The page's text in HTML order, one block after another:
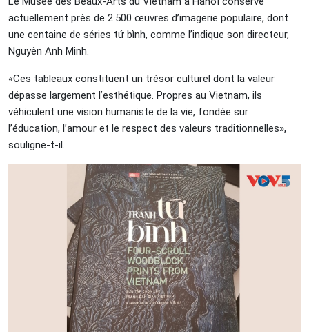
actuellement près de 2.500 œuvres d’imagerie populaire, dont
une centaine de séries tứ bình, comme l’indique son directeur,
Nguyên Anh Minh.
«Ces tableaux constituent un trésor culturel dont la valeur
dépasse largement l’esthétique. Propres au Vietnam, ils
véhiculent une vision humaniste de la vie, fondée sur
l’éducation, l’amour et le respect des valeurs traditionnelles»,
souligne-t-il.